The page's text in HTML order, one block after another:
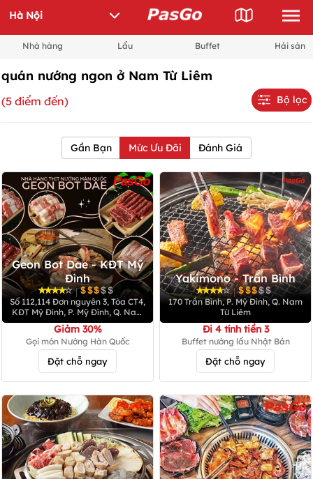
Nhà hàng Lẩu Buffet Hải sản
quán nướng ngon ở Nam Từ Liêm
(5 điểm đến) Bộ lọc
Gần Bạn Mức Ưu Đãi Đánh Giá
Geon Bot Dae - KĐT Mỹ
Đình
|
Số 112,114 Đơn nguyên 3, Tòa CT4,
KĐT Mỹ Đình, P. Mỹ Đình, Q. Nam
Từ Liêm
Giảm 30%
Gọi món Nướng Hàn Quốc
Đặt chỗ ngay
Yakimono - Trần Bình
|
170 Trần Bình, P. Mỹ Đình, Q. Nam
Từ Liêm
Đi 4 tính tiền 3
Buffet nướng lẩu Nhật Bản
Đặt chỗ ngay